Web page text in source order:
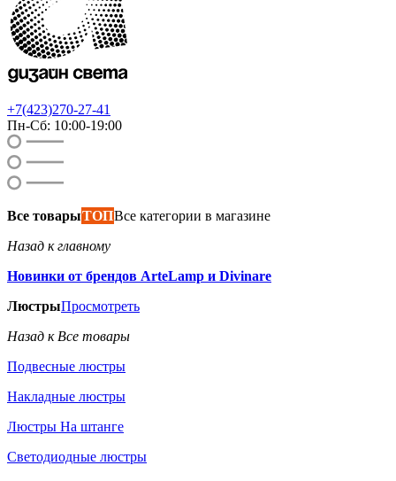
+7(423)270-27-41
Пн-Сб: 10:00-19:00
Все товарыТОПВсе категории в магазине
Назад к главному
Новинки от брендов ArteLamp и Divinare
ЛюстрыПросмотреть
Назад к Все товары
Подвесные люстры
Накладные люстры
Люстры На штанге
Светодиодные люстры